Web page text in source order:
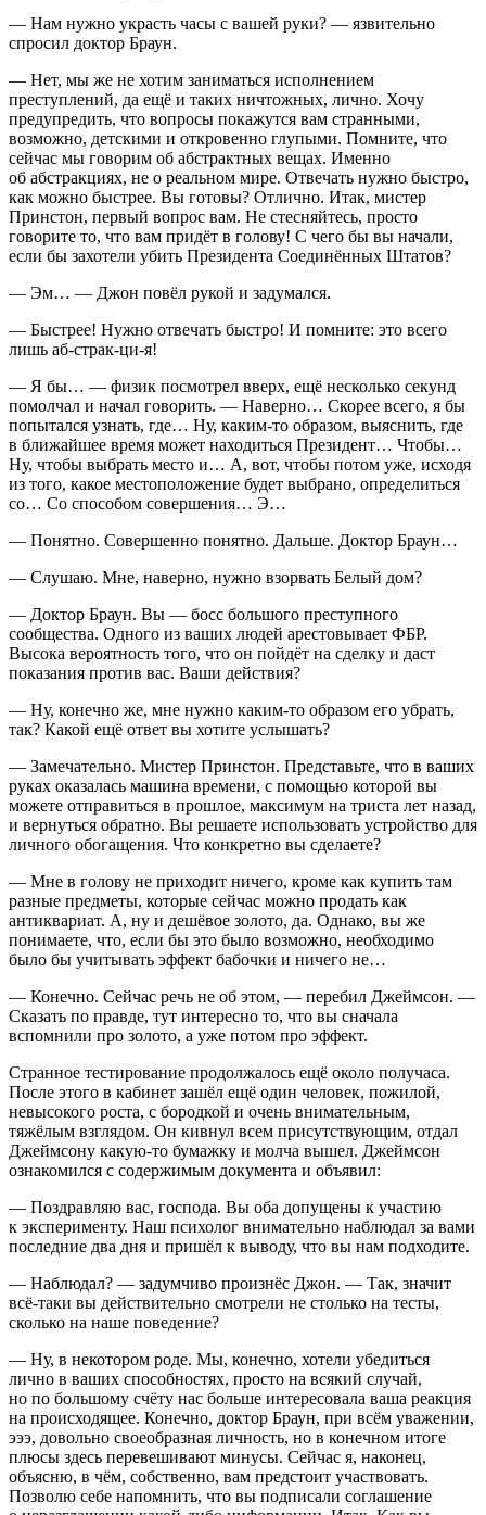
— Нам нужно украсть часы с вашей руки? — язвительно
спросил доктор Браун.
— Нет, мы же не хотим заниматься исполнением
преступлений, да ещё и таких ничтожных, лично. Хочу
предупредить, что вопросы покажутся вам странными,
возможно, детскими и откровенно глупыми. Помните, что
сейчас мы говорим об абстрактных вещах. Именно
об абстракциях, не о реальном мире. Отвечать нужно быстро,
как можно быстрее. Вы готовы? Отлично. Итак, мистер
Принстон, первый вопрос вам. Не стесняйтесь, просто
говорите то, что вам придёт в голову! С чего бы вы начали,
если бы захотели убить Президента Соединённых Штатов?
— Эм… — Джон повёл рукой и задумался.
— Быстрее! Нужно отвечать быстро! И помните: это всего
лишь аб-страк-ци-я!
— Я бы… — физик посмотрел вверх, ещё несколько секунд
помолчал и начал говорить. — Наверно… Скорее всего, я бы
попытался узнать, где… Ну, каким-то образом, выяснить, где
в ближайшее время может находиться Президент… Чтобы…
Ну, чтобы выбрать место и… А, вот, чтобы потом уже, исходя
из того, какое местоположение будет выбрано, определиться
со… Со способом совершения… Э…
— Понятно. Совершенно понятно. Дальше. Доктор Браун…
— Слушаю. Мне, наверно, нужно взорвать Белый дом?
— Доктор Браун. Вы — босс большого преступного
сообщества. Одного из ваших людей арестовывает ФБР.
Высока вероятность того, что он пойдёт на сделку и даст
показания против вас. Ваши действия?
— Ну, конечно же, мне нужно каким-то образом его убрать,
так? Какой ещё ответ вы хотите услышать?
— Замечательно. Мистер Принстон. Представьте, что в ваших
руках оказалась машина времени, с помощью которой вы
можете отправиться в прошлое, максимум на триста лет назад,
и вернуться обратно. Вы решаете использовать устройство для
личного обогащения. Что конкретно вы сделаете?
— Мне в голову не приходит ничего, кроме как купить там
разные предметы, которые сейчас можно продать как
антиквариат. А, ну и дешёвое золото, да. Однако, вы же
понимаете, что, если бы это было возможно, необходимо
было бы учитывать эффект бабочки и ничего не…
— Конечно. Сейчас речь не об этом, — перебил Джеймсон. —
Сказать по правде, тут интересно то, что вы сначала
вспомнили про золото, а уже потом про эффект.
Странное тестирование продолжалось ещё около получаса.
После этого в кабинет зашёл ещё один человек, пожилой,
невысокого роста, с бородкой и очень внимательным,
тяжёлым взглядом. Он кивнул всем присутствующим, отдал
Джеймсону какую-то бумажку и молча вышел. Джеймсон
ознакомился с содержимым документа и объявил:
— Поздравляю вас, господа. Вы оба допущены к участию
к эксперименту. Наш психолог внимательно наблюдал за вами
последние два дня и пришёл к выводу, что вы нам подходите.
— Наблюдал? — задумчиво произнёс Джон. — Так, значит
всё-таки вы действительно смотрели не столько на тесты,
сколько на наше поведение?
— Ну, в некотором роде. Мы, конечно, хотели убедиться
лично в ваших способностях, просто на всякий случай,
но по большому счёту нас больше интересовала ваша реакция
на происходящее. Конечно, доктор Браун, при всём уважении,
эээ, довольно своеобразная личность, но в конечном итоге
плюсы здесь перевешивают минусы. Сейчас я, наконец,
объясню, в чём, собственно, вам предстоит участвовать.
Позволю себе напомнить, что вы подписали соглашение